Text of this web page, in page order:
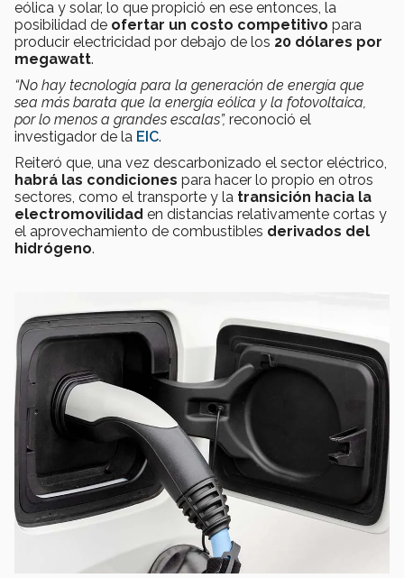
eólica y solar, lo que propició en ese entonces, la
posibilidad de ofertar un costo competitivo para
producir electricidad por debajo de los 20 dólares por
megawatt.
“No hay tecnología para la generación de energía que
sea más barata que la energía eólica y la fotovoltaica,
por lo menos a grandes escalas”, reconoció el
investigador de la EIC.
Reiteró que, una vez descarbonizado el sector eléctrico,
habrá las condiciones para hacer lo propio en otros
sectores, como el transporte y la transición hacia la
electromovilidad en distancias relativamente cortas y
el aprovechamiento de combustibles derivados del
hidrógeno.